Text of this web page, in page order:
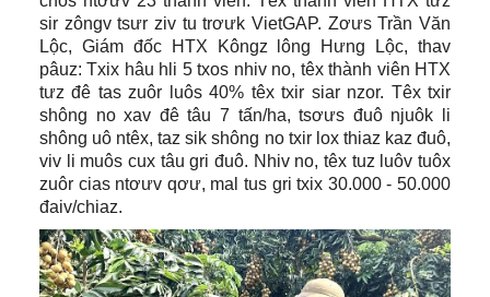
sir zôngv tsưr ziv tu trơưk VietGAP. Zơưs Trần Văn
Lộc, Giám đốc HTX Kôngz lông Hưng Lộc, thav
pâuz: Txix hâu hli 5 txos nhiv no, têx thành viên HTX
tưz đê tas zuôr luôs 40% têx txir siar nzor. Têx txir
shông no xav đê tâu 7 tấn/ha, tsơưs đuô njuôk li
shông uô ntêx, taz sik shông no txir lox thiaz kaz đuô,
viv li muôs cux tâu gri đuô. Nhiv no, têx tuz luôv tuôx
zuôr cias ntơưv qơư, mal tus gri txix 30.000 - 50.000
đaiv/chiaz.